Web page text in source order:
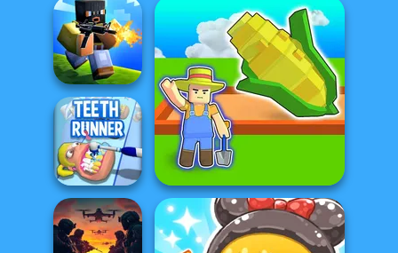
Veck.io
State Connect
Poxel.io